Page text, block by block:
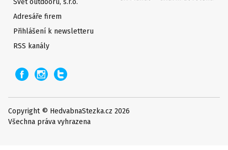
Svět outdooru, s.r.o.
Adresáře firem
Přihlášení k newsletteru
RSS kanály
Copyright © HedvabnaStezka.cz 2026
Všechna práva vyhrazena